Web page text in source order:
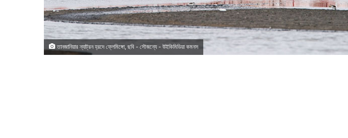
তানজানিয়ার ন্যাট্রন হ্রদে ফ্লেমিঙ্গো, ছবি - সৌজন্যে - উইকিমিডিয়া কমনস